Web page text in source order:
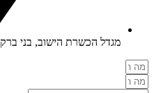
מגדל הכשרת הישוב, בני ברק